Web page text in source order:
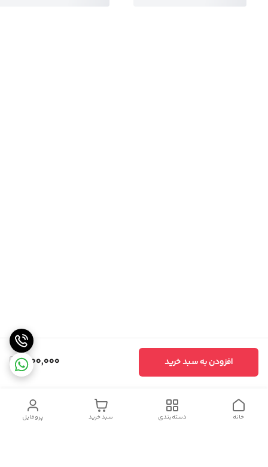
1,100,000 افزودن به سبد خرید
پروفایل سبد خرید دسته‌بندی خانه